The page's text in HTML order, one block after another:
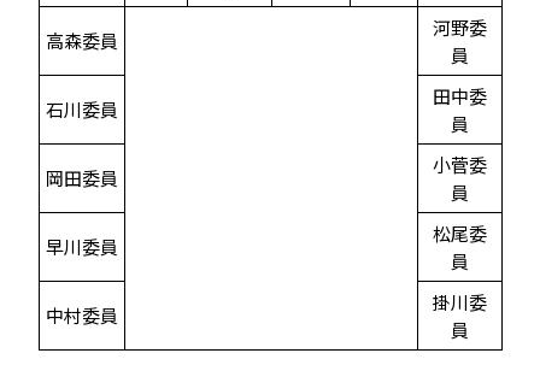
高森委員
河野委
員
石川委員
田中委
員
岡田委員
小菅委
員
早川委員
松尾委
員
中村委員
掛川委
員